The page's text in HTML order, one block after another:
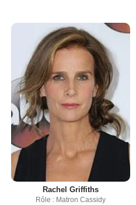
Rachel Griffiths
Rôle : Matron Cassidy